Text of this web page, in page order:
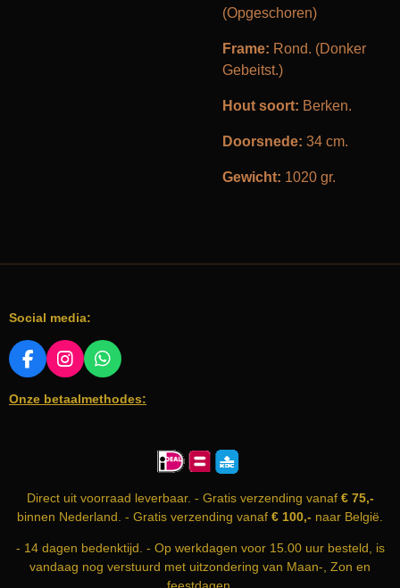
(Opgeschoren)
Frame: Rond. (Donker
Gebeitst.)
Hout soort: Berken.
Doorsnede: 34 cm.
Gewicht: 1020 gr.
Social media:
F
C
I
S
M
W
A
Onze betaalmethodes:
Direct uit voorraad leverbaar. - Gratis verzending vanaf€ 75,-
binnen Nederland. - Gratis verzending vanaf € 100,- naar België.
- 14 dagen bedenktijd. - Op werkdagen voor 15.00 uur besteld, is
vandaag nog verstuurd met uitzondering van Maan-, Zon en